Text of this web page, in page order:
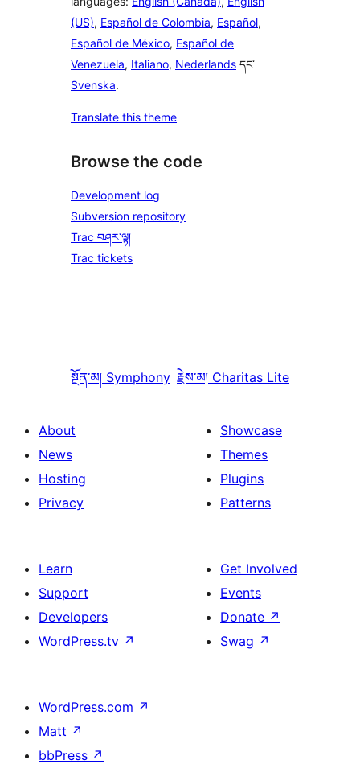
(US), Español de Colombia, Español,
Español de México, Español de
Venezuela, Italiano, Nederlands དང་
Svenska.
Translate this theme
Browse the code
Development log
Subversion repository
Trac བཤར་ལྟ།
Trac tickets
སྔོན་མ། Symphony རྗེས་མ། Charitas Lite
About
News
Hosting
Privacy
Showcase
Themes
Plugins
Patterns
Learn
Support
Developers
WordPress.tv ↗
Get Involved
Events
Donate ↗
Swag ↗
WordPress.com ↗
Matt ↗
bbPress ↗